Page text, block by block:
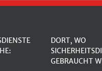
DORT, WO
GEBRAUCHT